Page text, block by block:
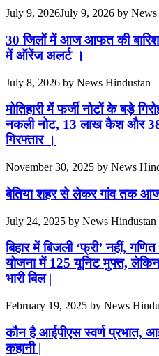
July 9, 2026July 9, 2026 by News
30 जिलों में आज आफत की
में ऑरेंज अलर्ट ।
July 8, 2026 by News Hindustan
मोतिहारी में फर्जी नोटों के बड़े
नकली नोट, 13 लाख कैश और 38
गिरफ्तार ।
November 30, 2025 by News
बेतिया शहर से लेकर गांव तक आज
July 24, 2025 by News Hindustan
बिहार में बिजली ‘फ्री’ नहीं,
योजना में 125 यूनिट मुफ्त, लेकिन
भारी बिल |
February 19, 2025 by News
कौन है आईपीएस स्वर्ण प्रभात,
कहानी |